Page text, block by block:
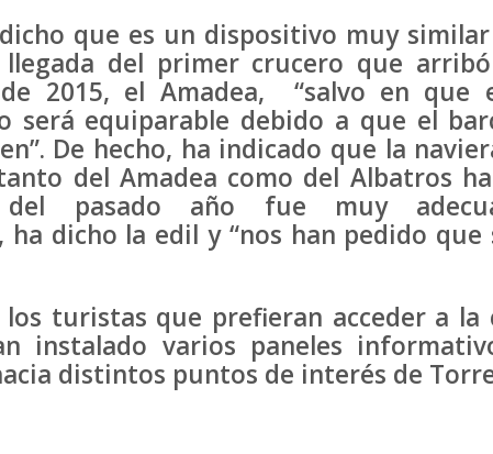
que es un dispositivo muy
del primer crucero que
2015, el Amadea, “salvo en que
será equiparable debido a que el
De hecho, ha indicado que la
del Amadea como del Albatros
del pasado año fue muy
ha dicho la edil y “nos han pedido
que prefieran acceder a la
instalado varios paneles
distintos puntos de interés de